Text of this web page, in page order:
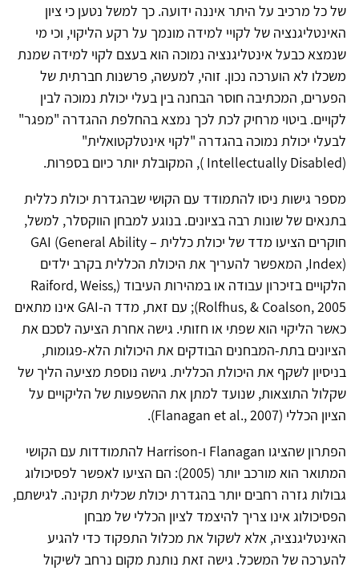
של כל מרכיב על היתר איננה ידועה. כך למשל נטען כי ציון
האינטליגנציה של לקויי למידה מונמך על רקע הליקוי, וכי מי
שנמצא כבעל אינטליגנציה נמוכה הוא בעצם לקוי למידה שמנת
משכלו לא הוערכה נכון. זוהי, למעשה, פרשנות חברתית של
הפערים, המכתיבה חוסר הבחנה בין בעלי יכולת נמוכה לבין
לקויים. ביטוי מרחיק לכת לכך נמצא בהחלפת ההגדרה "מפגר"
לבעלי יכולת נמוכה בהגדרה "לקוי אינטלקטואלית"
(Intellectually Disabled ), המקובלת יותר כיום בספרות.
מספר גישות ניסו להתמודד עם הקושי שבהגדרת יכולת כללית
בתנאים של שונות רבה בציונים. בנוגע למבחן הווקסלר, למשל,
חוקרים הציעו מדד של יכולת כללית – GAI (General Ability
Index), המאפשר להעריך את היכולת הכללית בקרב ילדים
הלקויים בזיכרון עבודה או במהירות העיבוד (Raiford, Weiss,
Rolfhus, & Coalson, 2005); עם זאת, מדד ה-GAI אינו מתאים
כאשר הליקוי הוא שפתי או חזותי. גישה אחרת הציעה לסכם את
הציונים בתת-המבחנים הבודקים את היכולות הלא-פגומות,
בניסיון לשקף את היכולת הכללית. גישה נוספת מציעה הליך של
שקלול התוצאות, שנועד למתן את ההשפעות של הליקויים על
הציון הכללי (Flanagan et al., 2007).
הפתרון שהציגו Flanagan ו-Harrison להתמודדות עם הקושי
המתואר הוא מורכב יותר (2005): הם הציעו לאפשר לפסיכולוג
גבולות גזרה רחבים יותר בהגדרת יכולת שכלית תקינה. לגישתם,
הפסיכולוג אינו צריך להיצמד לציון הכללי של מבחן
האינטליגנציה, אלא לשקול את מכלול התפקוד כדי להגיע
להערכה של המשכל. גישה זאת נותנת מקום נרחב לשיקול